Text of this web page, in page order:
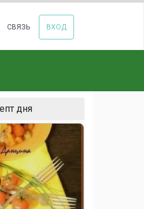
СВЯЗЬ ВХОД
дня